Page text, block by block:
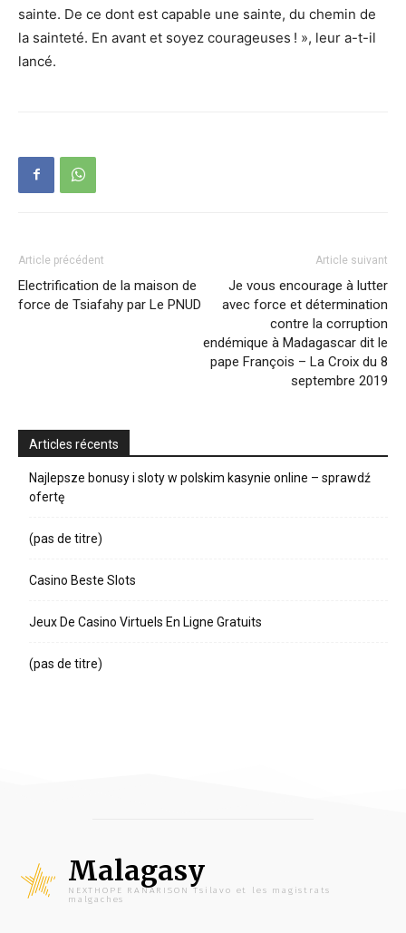
sainte. De ce dont est capable une sainte, du chemin de
la sainteté. En avant et soyez courageuses ! », leur a-t-il
lancé.
Article précédent
Electrification de la maison de
force de Tsiafahy par Le PNUD
Article suivant
Je vous encourage à lutter
avec force et détermination
contre la corruption
endémique à Madagascar dit le
pape François – La Croix du 8
septembre 2019
Articles récents
Najlepsze bonusy i sloty w polskim kasynie online – sprawdź
ofertę
(pas de titre)
Casino Beste Slots
Jeux De Casino Virtuels En Ligne Gratuits
(pas de titre)
Malagasy
NEXTHOPE RANARISON Tsilavo et les magistrats
malgaches